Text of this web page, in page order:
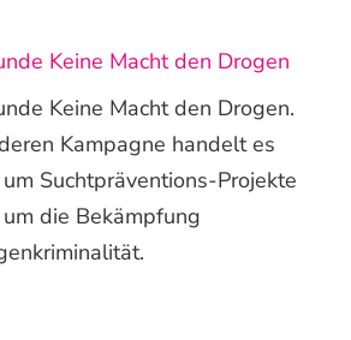
Keine Macht den Drogen
Keine Macht den Drogen.
Kampagne handelt es
um Suchtpräventions-Projekte
die Bekämpfung